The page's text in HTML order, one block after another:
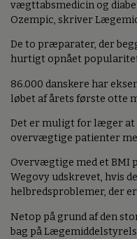
vægttabsmedicin og
Ozempic, skriver
De to præparater, der
hurtigt opnået
86.000 danskere har
løbet af årets første otte
Det er muligt for læger
overvægtige patienter
Overvægtige med et BMI
Wegovy udskrevet, hvis
helbredsproblemer, der
Netop på grund af den
bag på